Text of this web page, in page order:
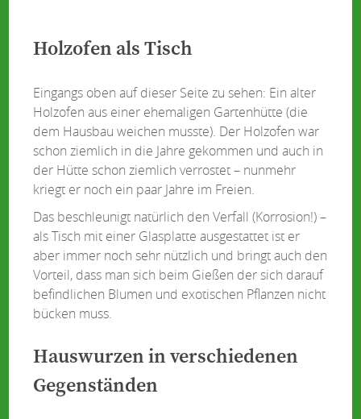
Holzofen als Tisch
Eingangs oben auf dieser Seite zu sehen: Ein alter
Holzofen aus einer ehemaligen Gartenhütte (die
dem Hausbau weichen musste). Der Holzofen war
schon ziemlich in die Jahre gekommen und auch in
der Hütte schon ziemlich verrostet – nunmehr
kriegt er noch ein paar Jahre im Freien.
Das beschleunigt natürlich den Verfall (Korrosion!) –
als Tisch mit einer Glasplatte ausgestattet ist er
aber immer noch sehr nützlich und bringt auch den
Vorteil, dass man sich beim Gießen der sich darauf
befindlichen Blumen und exotischen Pflanzen nicht
bücken muss.
Hauswurzen in verschiedenen
Gegenständen